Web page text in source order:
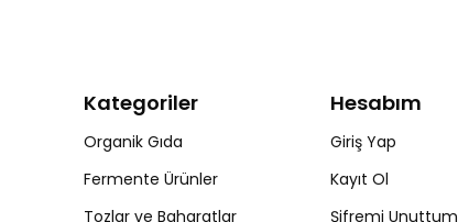
Kategoriler
Organik Gıda
Fermente Ürünler
Tozlar ve Baharatlar
Hesabım
Giriş Yap
Kayıt Ol
Şifremi Unuttum